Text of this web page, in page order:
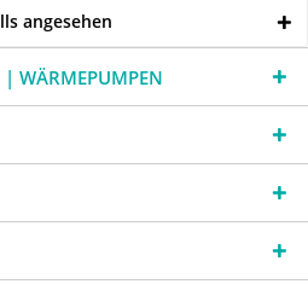
angesehen
WÄRMEPUMPEN